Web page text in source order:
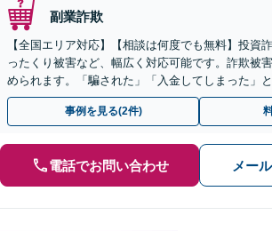
副業詐欺
【全国エリア対応】【相談は何度でも無料】投資
ったくり被害など、幅広く対応可能です。詐欺被
められます。「騙された」「入金してしまった」
早めにご相談ください。【電話・メール・WEB相
事例を見る(2件)
電話でお問い合わせ メー